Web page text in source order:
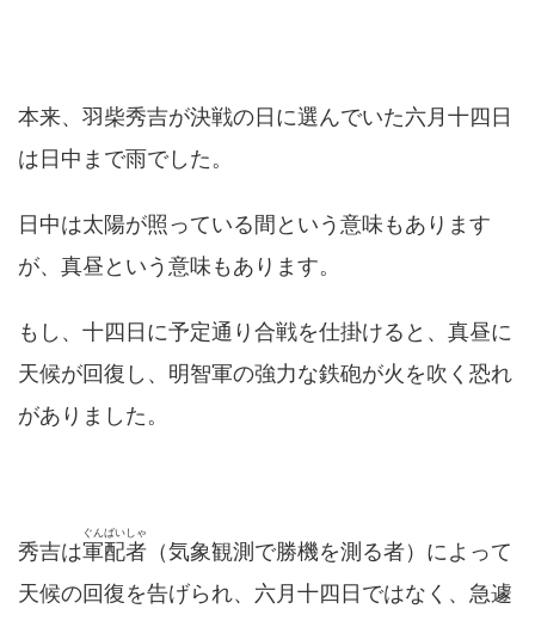
本来、羽柴秀吉が決戦の日に選んでいた六月十四日
は日中まで雨でした。
日中は太陽が照っている間という意味もあります
が、真昼という意味もあります。
もし、十四日に予定通り合戦を仕掛けると、真昼に
天候が回復し、明智軍の強力な鉄砲が火を吹く恐れ
がありました。
秀吉は軍配者
ぐんばいしゃ
（気象観測で勝機を測る者）によって
天候の回復を告げられ、六月十四日ではなく、急遽